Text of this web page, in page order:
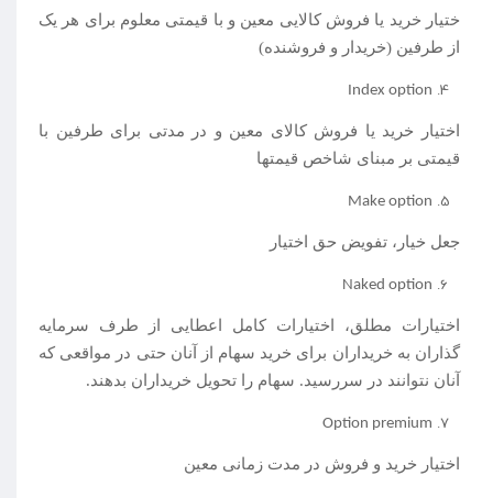
ختیار خرید یا فروش کالایی معین و با قیمتی معلوم برای هر یک
از طرفین (خریدار و فروشنده)
Index option
اختیار خرید یا فروش کالای معین و در مدتی برای طرفین با
قیمتی بر مبنای شاخص قیمت­ها
Make option
جعل خیار، تفویض حق اختیار
Naked option
اختیارات مطلق، اختیارات کامل اعطایی از طرف سرمایه
گذاران به خریداران برای خرید سهام از آنان حتی در مواقعی که
آنان نتوانند در سررسید. سهام را تحویل خریداران بدهند.
Option premium
اختیار خرید و فروش در مدت زمانی معین